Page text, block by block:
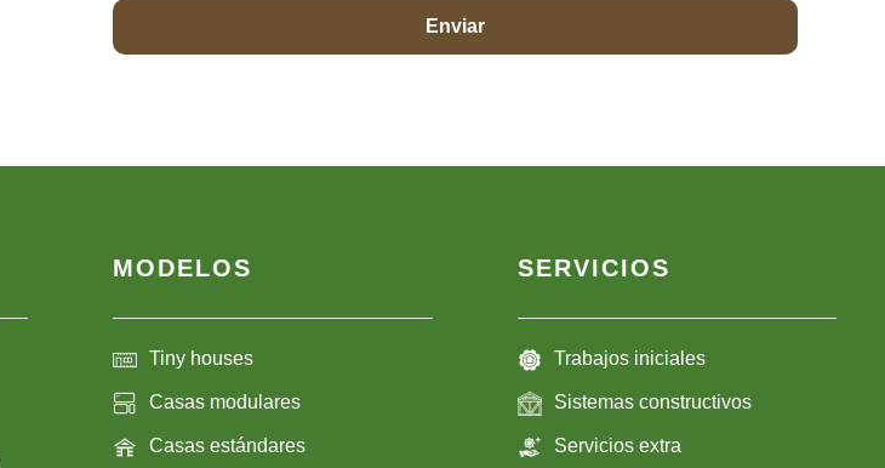
MODELOS
Tiny houses
Casas modulares
Casas estándares
SERVICIOS
Trabajos iniciales
Sistemas constructivos
Servicios extra